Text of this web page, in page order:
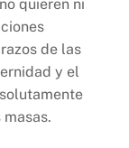
quieren ni
de las
y el